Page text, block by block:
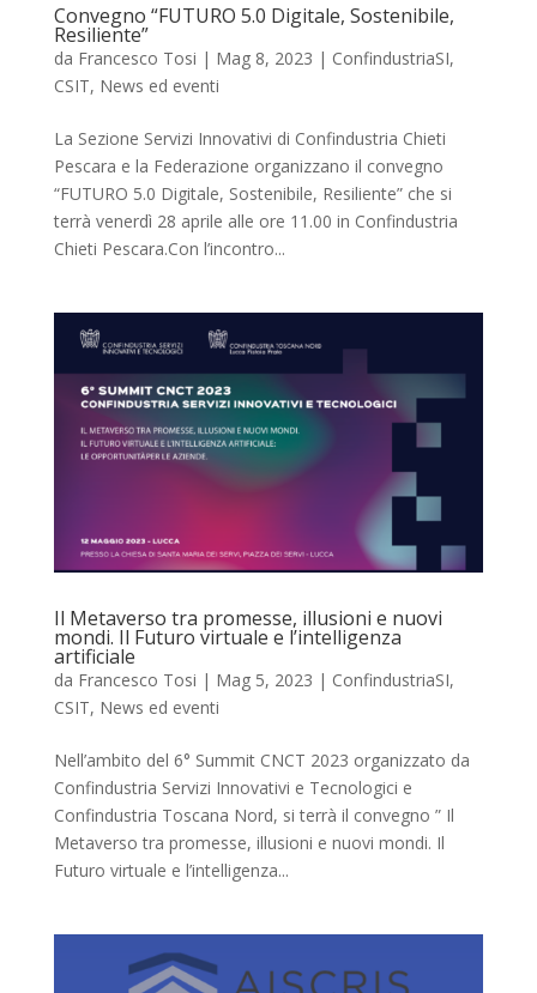
Convegno “FUTURO 5.0 Digitale, Sostenibile,
Resiliente”
da Francesco Tosi | Mag 8, 2023 | ConfindustriaSI,
CSIT, News ed eventi
La Sezione Servizi Innovativi di Confindustria Chieti
Pescara e la Federazione organizzano il convegno
“FUTURO 5.0 Digitale, Sostenibile, Resiliente” che si
terrà venerdì 28 aprile alle ore 11.00 in Confindustria
Chieti Pescara.Con l’incontro...
Il Metaverso tra promesse, illusioni e nuovi
mondi. Il Futuro virtuale e l’intelligenza
artificiale
da Francesco Tosi | Mag 5, 2023 | ConfindustriaSI,
CSIT, News ed eventi
Nell’ambito del 6° Summit CNCT 2023 organizzato da
Confindustria Servizi Innovativi e Tecnologici e
Confindustria Toscana Nord, si terrà il convegno ” Il
Metaverso tra promesse, illusioni e nuovi mondi. Il
Futuro virtuale e l’intelligenza...